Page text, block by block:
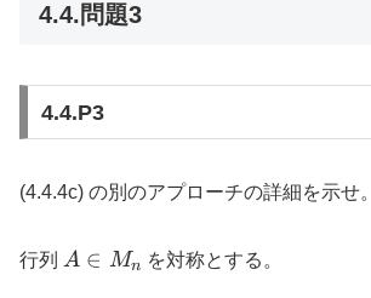
4.4.問題3
4.4.P3
(4.4.4c) の別のアプローチの詳細を示せ。
行列
A
A ∈ Mn を対称とする。